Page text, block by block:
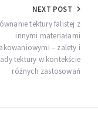
NEXT POST
tektury falistej z
innymi materiałami
– zalety i
tektury w kontekście
różnych zastosowań